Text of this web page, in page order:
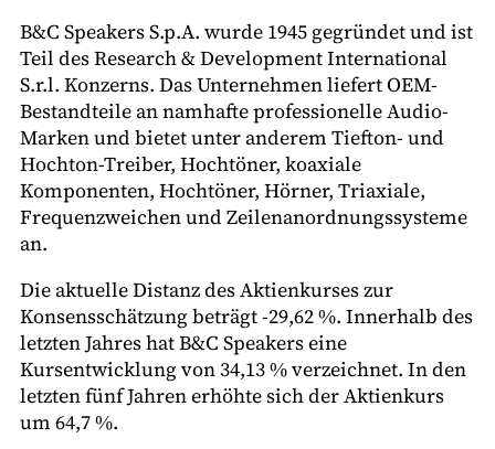
B&C Speakers S.p.A. wurde 1945 gegründet und ist
Teil des Research & Development International
S.r.l. Konzerns. Das Unternehmen liefert OEM-
Bestandteile an namhafte professionelle Audio-
Marken und bietet unter anderem Tiefton- und
Hochton-Treiber, Hochtöner, koaxiale
Komponenten, Hochtöner, Hörner, Triaxiale,
Frequenzweichen und Zeilenanordnungssysteme
an.
Die aktuelle Distanz des Aktienkurses zur
Konsensschätzung beträgt -29,62 %. Innerhalb des
letzten Jahres hat B&C Speakers eine
Kursentwicklung von 34,13 % verzeichnet. In den
letzten fünf Jahren erhöhte sich der Aktienkurs
um 64,7 %.